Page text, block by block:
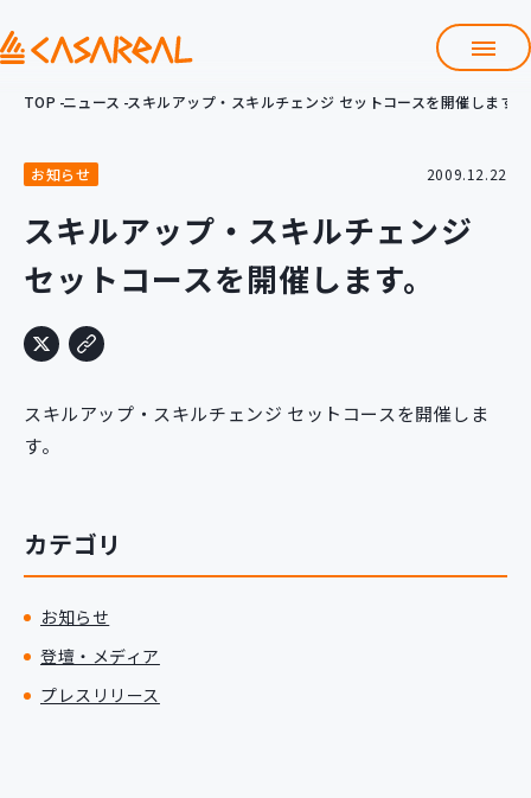
会社情報
サービス
プロダクト開発支援
クラウド導入支援 Git導入支援
システム構築支援
研修サービス
定型コース
新規開発サービス
パッケージ開発
導入事例
イベント・セミナー
TOP ニュース スキルアップ・スキルチェンジ セットコースを開催します。
お知らせ 2009.12.22
スキルアップ・スキルチェンジ
セットコースを開催します。
スキルアップ・スキルチェンジ セットコースを開催しま
す。
カテゴリ
お知らせ
登壇・メディア
プレスリリース